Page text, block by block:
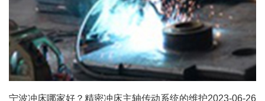
2023-06-26
宁波冲床哪家好？精密冲床主轴传动系统的维护